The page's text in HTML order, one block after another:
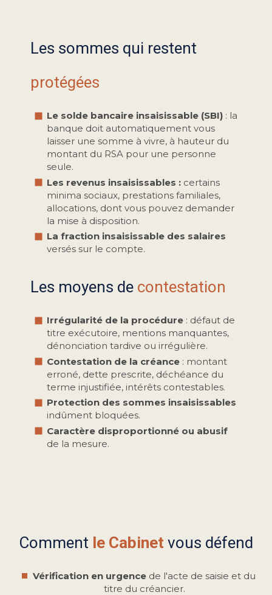
Les sommes qui restent
protégées
Le solde bancaire insaisissable (SBI) : la
banque doit automatiquement vous
laisser une somme à vivre, à hauteur du
montant du RSA pour une personne
seule.
Les revenus insaisissables : certains
minima sociaux, prestations familiales,
allocations, dont vous pouvez demander
la mise à disposition.
La fraction insaisissable des salaires
versés sur le compte.
Les moyens de contestation
Irrégularité de la procédure : défaut de
titre exécutoire, mentions manquantes,
dénonciation tardive ou irrégulière.
Contestation de la créance : montant
erroné, dette prescrite, déchéance du
terme injustifiée, intérêts contestables.
Protection des sommes insaisissables
indûment bloquées.
Caractère disproportionné ou abusif
de la mesure.
Comment le Cabinet vous défend
Vérification en urgence de l'acte de saisie et du
titre du créancier.